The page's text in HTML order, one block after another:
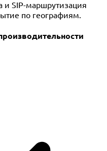
и SIP-маршрутизация
по географиям.